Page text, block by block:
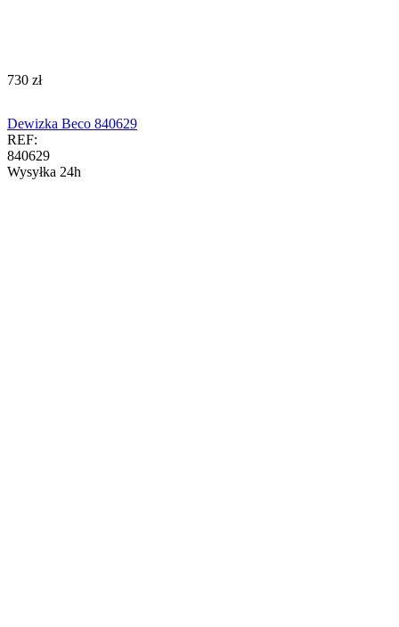
‍730‍ zł
Dewizka Beco 840629
REF:
840629
Wysyłka 24h